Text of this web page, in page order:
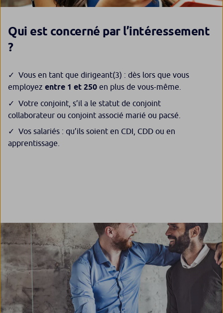
Qui est concerné par l’intéressement
?
Vous en tant que dirigeant(3) : dès lors que vous
employez entre 1 et 250 en plus de vous-même.
Votre conjoint, s’il a le statut de conjoint
collaborateur ou conjoint associé marié ou pacsé.
Vos salariés : qu’ils soient en CDI, CDD ou en
apprentissage.